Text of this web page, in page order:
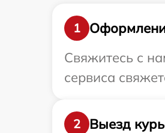
1
Свяжитесь с
сервиса
2
Выезд